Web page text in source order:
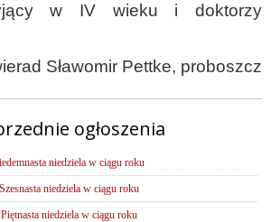
w IV wieku i doktorzy
Sławomir Pettke, proboszcz
ogłoszenia
niedziela w ciągu roku
Szesnasta niedziela w ciągu roku
Piętnasta niedziela w ciągu roku